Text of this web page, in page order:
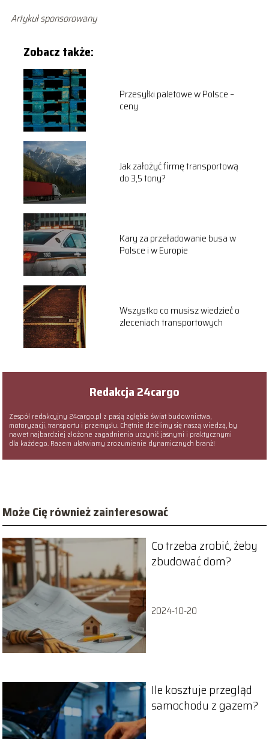
Artykuł sponsorowany
Zobacz także:
Przesyłki paletowe w Polsce –
ceny
Jak założyć firmę transportową
do 3,5 tony?
Kary za przeładowanie busa w
Polsce i w Europie
Wszystko co musisz wiedzieć o
zleceniach transportowych
Redakcja 24cargo
Zespół redakcyjny 24cargo.pl z pasją zgłębia świat budownictwa,
motoryzacji, transportu i przemysłu. Chętnie dzielimy się naszą wiedzą, by
nawet najbardziej złożone zagadnienia uczynić jasnymi i praktycznymi
dla każdego. Razem ułatwiamy zrozumienie dynamicznych branż!
Może Cię również zainteresować
Co trzeba zrobić, żeby
zbudować dom?
2024-10-20
Ile kosztuje przegląd
samochodu z gazem?